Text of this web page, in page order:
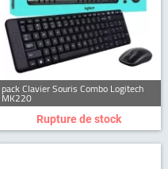
pack Clavier Souris Combo Logitech
MK220
Rupture de stock